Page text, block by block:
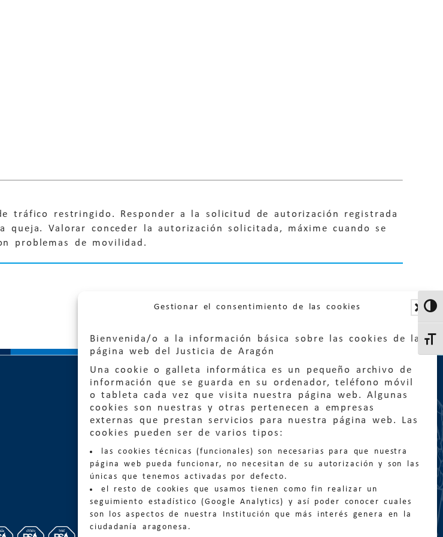
Gestionar el consentimiento de las cookies
Bienvenida/o a la información básica sobre las cookies de la
página web del Justicia de Aragón
Una cookie o galleta informática es un pequeño archivo de
información que se guarda en su ordenador, teléfono móvil
o tableta cada vez que visita nuestra página web. Algunas
cookies son nuestras y otras pertenecen a empresas
externas que prestan servicios para nuestra página web. Las
cookies pueden ser de varios tipos:
las cookies técnicas (funcionales) son necesarias para que nuestra
página web pueda funcionar, no necesitan de su autorización y son las
únicas que tenemos activadas por defecto.
el resto de cookies que usamos tienen como fin realizar un
seguimiento estadístico (Google Analytics) y así poder conocer cuales
son los aspectos de nuestra Institución que más interés genera en la
ciudadanía aragonesa.
tráfico restringido. Responder a la solicitud de autorización registrada
queja. Valorar conceder la autorización solicitada, máxime cuando se
problemas de movilidad.
Quejas:quejas@eljusticiadearagon.es
Información general:
informacion@eljusticiadearagon.es
Teléfonos: 900 210 210/ 976 399 354